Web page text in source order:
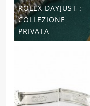
ROLEX DAYJUST :
COLLEZIONE
PRIVATA